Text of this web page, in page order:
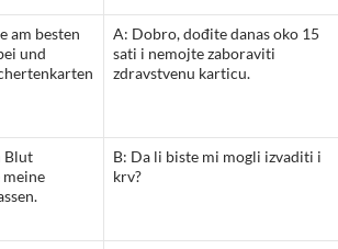
am besten
und
A: Dobro, dođite danas oko 15
sati i nemojte zaboraviti
zdravstvenu karticu.
Blut
meine
B: Da li biste mi mogli izvaditi i
krv?